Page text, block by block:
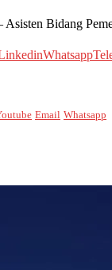
Bidang
Whatsapp
Email Whatsapp